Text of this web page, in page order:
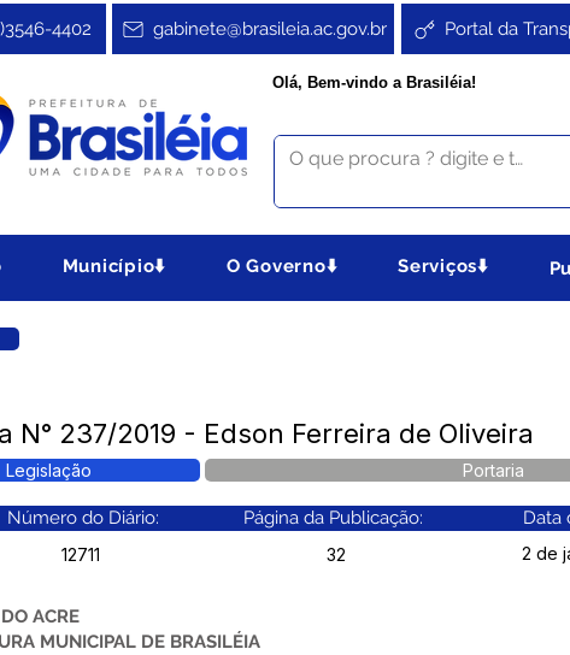
Portal da
gabinete@brasileia.ac.gov.br
4402
Olá, Bem-vindo a Brasiléia!
Município⬇️ O Governo⬇️ Serviços⬇️
N° 237/2019 - Edson Ferreira de Oliveira
Legislação Portaria
Número do Diário: Página da Publicação: Data
12711 32 2 de
ACRE
MUNICIPAL DE BRASILÉIA